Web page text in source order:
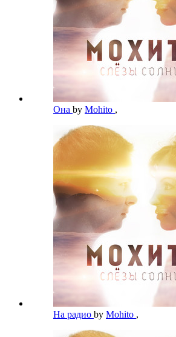
Она by Mohito ,
На радио by Mohito ,